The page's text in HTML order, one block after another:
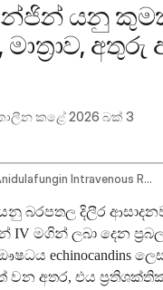
යනු
කළේ2026 බක් 3
Anidulafungin Intravenous Route
බරපතල දිලීර
IV මගින් ලබා දෙන
echinocandins
අතර, එය